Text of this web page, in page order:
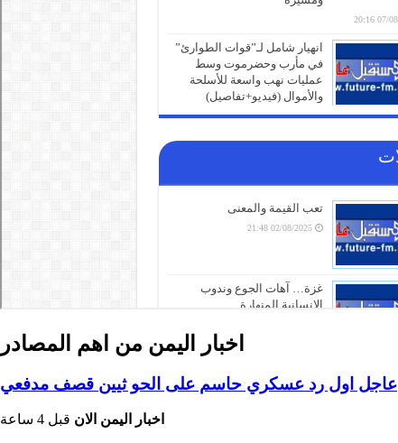
اخبار اليمن من اهم المصادر
عاجل اول رد عسكري حاسم على الحو ثيين قصف مدفعي
اخبار اليمن الان قبل 4 ساعة